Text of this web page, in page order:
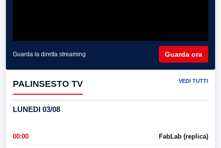
Guarda la diretta streaming Guarda ora
PALINSESTO TV VEDI TUTTI
LUNEDI 03/08
00:00 FabLab (replica)